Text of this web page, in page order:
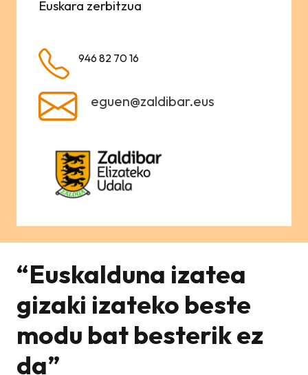
Euskara zerbitzua
946 82 70 16
eguen@zaldibar.eus
“Euskalduna izatea
gizaki izateko beste
modu bat besterik ez
da”